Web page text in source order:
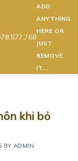
ADD
ANYTHING
HERE OR
JUST
REMOVE
IT...
khi bỏ
BY ADMIN